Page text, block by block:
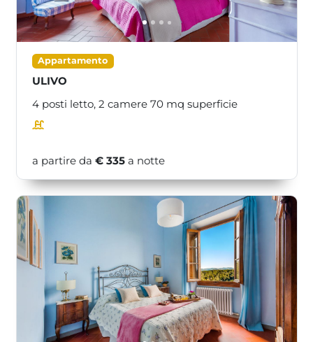
Appartamento
ULIVO
4 posti letto, 2 camere 70 mq superficie
a partire da € 335 a notte
<< >>